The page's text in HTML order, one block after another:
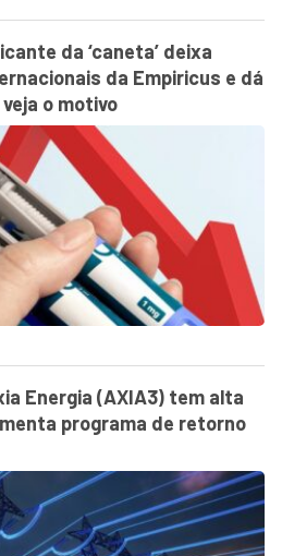
da ‘caneta’ deixa
da Empiricus e dá
veja o motivo
Energia (AXIA3) tem alta
programa de retorno